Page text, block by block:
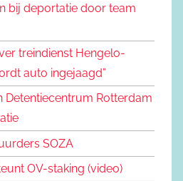
bij deportatie door team
treindienst Hengelo-
auto ingejaagd”
Detentiecentrum Rotterdam
SOZA
OV-staking (video)